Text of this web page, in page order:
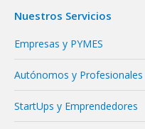
Nuestros Servicios
Empresas y PYMES
Autónomos y Profesionales
StartUps y Emprendedores